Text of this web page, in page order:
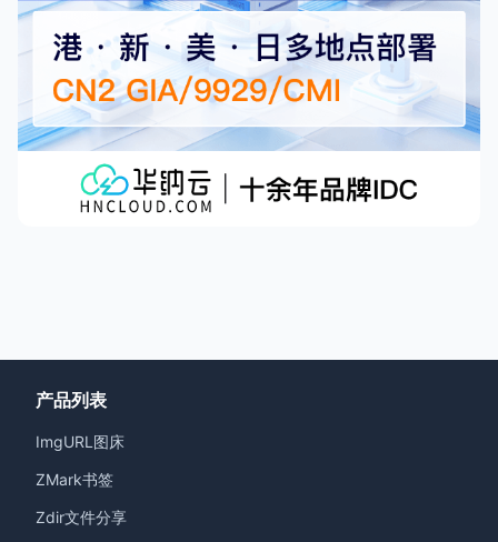
产品列表
ImgURL图床
ZMark书签
Zdir文件分享